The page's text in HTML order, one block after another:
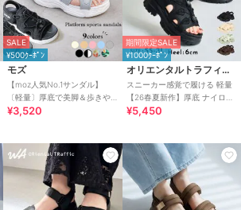
SALE
¥500ｸｰﾎﾟﾝ
モズ
【moz人気No.1サンダル】
〔軽量〕厚底で美脚＆歩きや
すい！疲れにくいフィット感
¥3,520
期間限定SALE
¥1000ｸｰﾎﾟﾝ
オリエンタルトラフィック
スニーカー感覚で履ける 軽量
【26春夏新作】厚底 ナイロン
スポーツサンダル /OT3232
¥5,450